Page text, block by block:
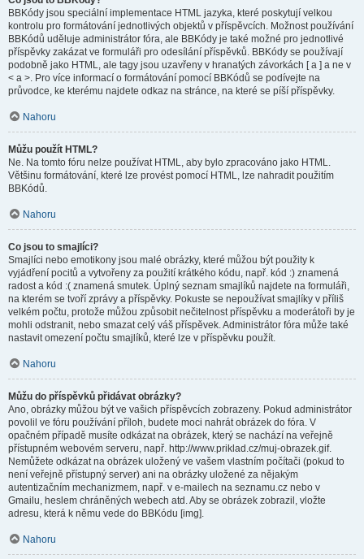
BBKódy jsou speciální implementace HTML jazyka, které poskytují velkou
kontrolu pro formátování jednotlivých objektů v příspěvcích. Možnost používání
BBKódů uděluje administrátor fóra, ale BBKódy je také možné pro jednotlivé
příspěvky zakázat ve formuláři pro odesílání příspěvků. BBKódy se používají
podobně jako HTML, ale tagy jsou uzavřeny v hranatých závorkách [ a ] a ne v
< a >. Pro více informací o formátování pomocí BBKódů se podívejte na
průvodce, ke kterému najdete odkaz na stránce, na které se píší příspěvky.
Nahoru
Můžu použít HTML?
Ne. Na tomto fóru nelze používat HTML, aby bylo zpracováno jako HTML.
Většinu formátování, které lze provést pomocí HTML, lze nahradit použitím
BBKódů.
Nahoru
Co jsou to smajlíci?
Smajlíci nebo emotikony jsou malé obrázky, které můžou být použity k
vyjádření pocitů a vytvořeny za použití krátkého kódu, např. kód :) znamená
radost a kód :( znamená smutek. Úplný seznam smajlíků najdete na formuláři,
na kterém se tvoří zprávy a příspěvky. Pokuste se nepoužívat smajlíky v příliš
velkém počtu, protože můžou způsobit nečitelnost příspěvku a moderátoři by je
mohli odstranit, nebo smazat celý váš příspěvek. Administrátor fóra může také
nastavit omezení počtu smajlíků, které lze v příspěvku použít.
Nahoru
Můžu do příspěvků přidávat obrázky?
Ano, obrázky můžou být ve vašich příspěvcích zobrazeny. Pokud administrátor
povolil ve fóru používání příloh, budete moci nahrát obrázek do fóra. V
opačném případě musíte odkázat na obrázek, který se nachází na veřejně
přístupném webovém serveru, např. http://www.priklad.cz/muj-obrazek.gif.
Nemůžete odkázat na obrázek uložený ve vašem vlastním počítači (pokud to
není veřejně přístupný server) ani na obrázky uložené za nějakým
autentizačním mechanizmem, např. v e-mailech na seznamu.cz nebo v
Gmailu, heslem chráněných webech atd. Aby se obrázek zobrazil, vložte
adresu, která k němu vede do BBKódu [img].
Nahoru